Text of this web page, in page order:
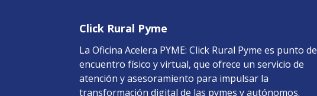
Click Rural Pyme
La Oficina Acelera PYME: Click Rural Pyme es punto de
encuentro físico y virtual, que ofrece un servicio de
atención y asesoramiento para impulsar la
transformación digital de las pymes y autónomos.